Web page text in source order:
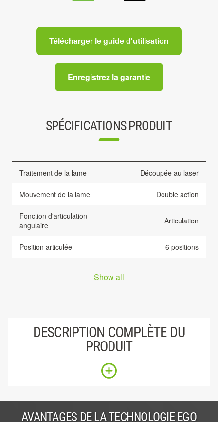
Télécharger le guide d'utilisation
Enregistrez la garantie
SPÉCIFICATIONS PRODUIT
Traitement de la lame Découpée au laser
Mouvement de la lame Double action
Fonction d'articulation
angulaire
Articulation
Position articulée 6 positions
Show all
DESCRIPTION COMPLÈTE DU
PRODUIT
AVANTAGES DE LA TECHNOLOGIE EGO